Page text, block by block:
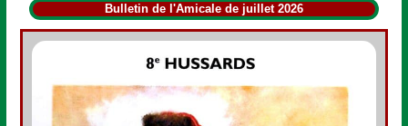
Bulletin de l'Amicale de juillet 2026